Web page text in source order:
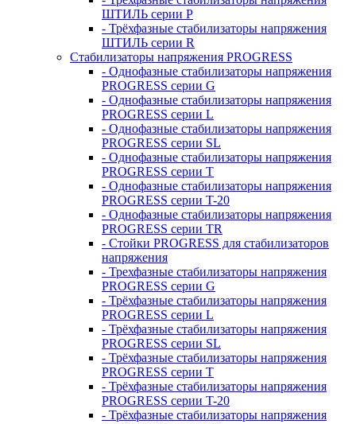
ШТИЛЬ серии P
- Трёхфазные стабилизаторы напряжения
ШТИЛЬ серии R
Стабилизаторы напряжения PROGRESS
- Однофазные стабилизаторы напряжения
PROGRESS серии G
- Однофазные стабилизаторы напряжения
PROGRESS серии L
- Однофазные стабилизаторы напряжения
PROGRESS серии SL
- Однофазные стабилизаторы напряжения
PROGRESS серии T
- Однофазные стабилизаторы напряжения
PROGRESS серии T-20
- Однофазные стабилизаторы напряжения
PROGRESS серии TR
- Стойки PROGRESS для стабилизаторов
напряжения
- Трехфазные стабилизаторы напряжения
PROGRESS серии G
- Трёхфазные стабилизаторы напряжения
PROGRESS серии L
- Трёхфазные стабилизаторы напряжения
PROGRESS серии SL
- Трёхфазные стабилизаторы напряжения
PROGRESS серии T
- Трёхфазные стабилизаторы напряжения
PROGRESS серии T-20
- Трёхфазные стабилизаторы напряжения